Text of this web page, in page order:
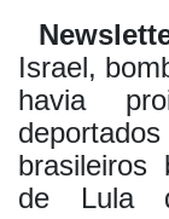
Israel,
havia
brasileiros
de Lula